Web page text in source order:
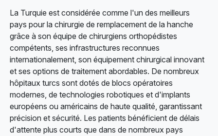
La Turquie est considérée comme l'un des meilleurs
pays pour la chirurgie de remplacement de la hanche
grâce à son équipe de chirurgiens orthopédistes
compétents, ses infrastructures reconnues
internationalement, son équipement chirurgical innovant
et ses options de traitement abordables. De nombreux
hôpitaux turcs sont dotés de blocs opératoires
modernes, de technologies robotiques et d'implants
européens ou américains de haute qualité, garantissant
précision et sécurité. Les patients bénéficient de délais
d'attente plus courts que dans de nombreux pays